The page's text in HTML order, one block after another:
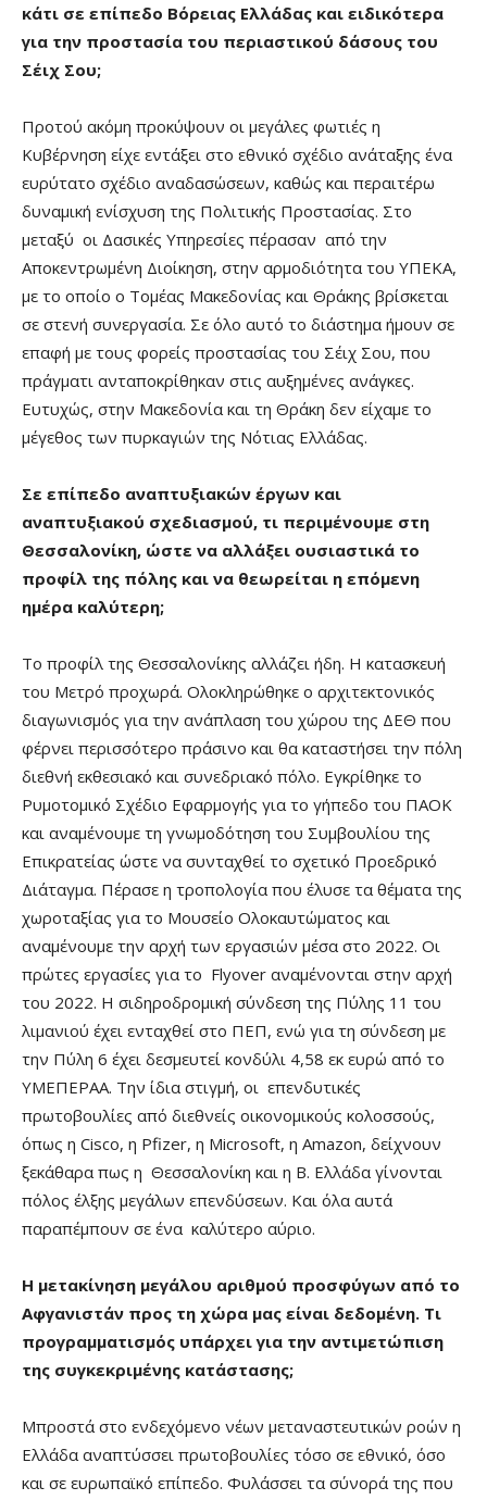
κάτι σε επίπεδο Βόρειας Ελλάδας και ειδικότερα
για την προστασία του περιαστικού δάσους του
Σέιχ Σου;
Προτού ακόμη προκύψουν οι μεγάλες φωτιές η
Κυβέρνηση είχε εντάξει στο εθνικό σχέδιο ανάταξης ένα
ευρύτατο σχέδιο αναδασώσεων, καθώς και περαιτέρω
δυναμική ενίσχυση της Πολιτικής Προστασίας. Στο
μεταξύ οι Δασικές Υπηρεσίες πέρασαν από την
Αποκεντρωμένη Διοίκηση, στην αρμοδιότητα του ΥΠΕΚΑ,
με το οποίο ο Τομέας Μακεδονίας και Θράκης βρίσκεται
σε στενή συνεργασία. Σε όλο αυτό το διάστημα ήμουν σε
επαφή με τους φορείς προστασίας του Σέιχ Σου, που
πράγματι ανταποκρίθηκαν στις αυξημένες ανάγκες.
Ευτυχώς, στην Μακεδονία και τη Θράκη δεν είχαμε το
μέγεθος των πυρκαγιών της Νότιας Ελλάδας.
Σε επίπεδο αναπτυξιακών έργων και
αναπτυξιακού σχεδιασμού, τι περιμένουμε στη
Θεσσαλονίκη, ώστε να αλλάξει ουσιαστικά το
προφίλ της πόλης και να θεωρείται η επόμενη
ημέρα καλύτερη;
Το προφίλ της Θεσσαλονίκης αλλάζει ήδη. Η κατασκευή
του Μετρό προχωρά. Ολοκληρώθηκε ο αρχιτεκτονικός
διαγωνισμός για την ανάπλαση του χώρου της ΔΕΘ που
φέρνει περισσότερο πράσινο και θα καταστήσει την πόλη
διεθνή εκθεσιακό και συνεδριακό πόλο. Εγκρίθηκε το
Ρυμοτομικό Σχέδιο Εφαρμογής για το γήπεδο του ΠΑΟΚ
και αναμένουμε τη γνωμοδότηση του Συμβουλίου της
Επικρατείας ώστε να συνταχθεί το σχετικό Προεδρικό
Διάταγμα. Πέρασε η τροπολογία που έλυσε τα θέματα της
χωροταξίας για το Μουσείο Ολοκαυτώματος και
αναμένουμε την αρχή των εργασιών μέσα στο 2022. Οι
πρώτες εργασίες για το Flyover αναμένονται στην αρχή
του 2022. Η σιδηροδρομική σύνδεση της Πύλης 11 του
λιμανιού έχει ενταχθεί στο ΠΕΠ, ενώ για τη σύνδεση με
την Πύλη 6 έχει δεσμευτεί κονδύλι 4,58 εκ ευρώ από το
ΥΜΕΠΕΡΑΑ. Την ίδια στιγμή, οι επενδυτικές
πρωτοβουλίες από διεθνείς οικονομικούς κολοσσούς,
όπως η Cisco, η Pfizer, η Microsoft, η Amazon, δείχνουν
ξεκάθαρα πως η Θεσσαλονίκη και η Β. Ελλάδα γίνονται
πόλος έλξης μεγάλων επενδύσεων. Και όλα αυτά
παραπέμπουν σε ένα καλύτερο αύριο.
Η μετακίνηση μεγάλου αριθμού προσφύγων από το
Αφγανιστάν προς τη χώρα μας είναι δεδομένη. Τι
προγραμματισμός υπάρχει για την αντιμετώπιση
της συγκεκριμένης κατάστασης;
Μπροστά στο ενδεχόμενο νέων μεταναστευτικών ροών η
Ελλάδα αναπτύσσει πρωτοβουλίες τόσο σε εθνικό, όσο
και σε ευρωπαϊκό επίπεδο. Φυλάσσει τα σύνορά της που